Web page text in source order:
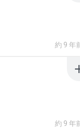
約 9 年
約 9 年